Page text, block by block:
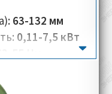
63-132 мм
0,11-7,5 кВт
6